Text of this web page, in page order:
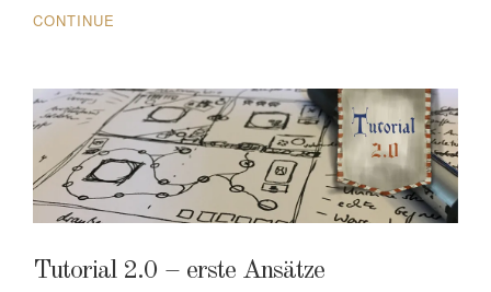
CONTINUE
Tutorial 2.0 – erste Ansätze